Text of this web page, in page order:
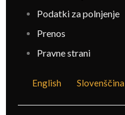
Podatki za polnjenje
Prenos
Pravne strani
English Slovenščina